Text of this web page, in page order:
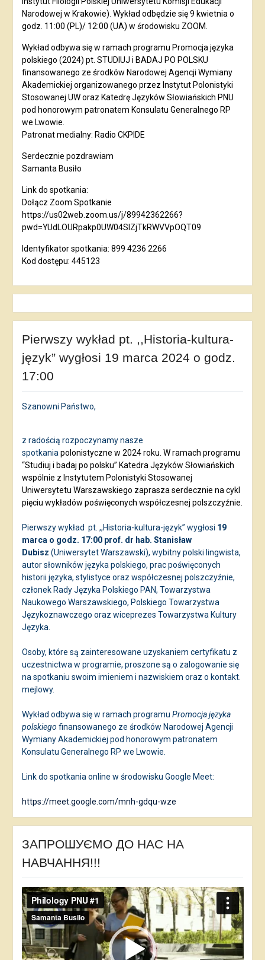
Narodowej w Krakowie). Wykład odbędzie się 9 kwietnia o
godz. 11:00 (PL)/ 12:00 (UA) w środowisku ZOOM.
Wykład odbywa się w ramach programu Promocja języka
polskiego (2024) pt. STUDIUJ i BADAJ PO POLSKU
finansowanego ze środków Narodowej Agencji Wymiany
Akademickiej organizowanego przez Instytut Polonistyki
Stosowanej UW oraz Katedrę Języków Słowiańskich PNU
pod honorowym patronatem Konsulatu Generalnego RP
we Lwowie.
Patronat medialny: Radio CKPIDE
Serdecznie pozdrawiam
Samanta Busiło
Link do spotkania:
Dołącz Zoom Spotkanie
https://us02web.zoom.us/j/89942362266?
pwd=YUdLOURpakp0UW04SlZjTkRWVVpOQT09
Identyfikator spotkania: 899 4236 2266
Kod dostępu: 445123
Pierwszy wykład pt. ,,Historia-kultura-
język” wygłosi 19 marca 2024 o godz.
17:00
Szanowni Państwo,
z radością rozpoczynamy nasze
spotkania polonistyczne w 2024 roku. W ramach programu
“Studiuj i badaj po polsku” Katedra Języków Słowiańskich
wspólnie z Instytutem Polonistyki Stosowanej
Uniwersytetu Warszawskiego zaprasza serdecznie na cykl
pięciu wykładów poświęconych współczesnej polszczyźnie.
Pierwszy wykład pt. ,,Historia-kultura-język” wygłosi 19
marca o godz. 17:00 prof. dr hab. Stanisław
Dubisz (Uniwersytet Warszawski), wybitny polski lingwista,
autor słowników języka polskiego, prac poświęconych
historii języka, stylistyce oraz współczesnej polszczyźnie,
członek Rady Języka Polskiego PAN, Towarzystwa
Naukowego Warszawskiego, Polskiego Towarzystwa
Językoznawczego oraz wiceprezes Towarzystwa Kultury
Języka.
Osoby, które są zainteresowane uzyskaniem certyfikatu z
uczestnictwa w programie, proszone są o zalogowanie się
na spotkaniu swoim imieniem i nazwiskiem oraz o kontakt.
mejlowy.
Wykład odbywa się w ramach programu Promocja języka
polskiego finansowanego ze środków Narodowej Agencji
Wymiany Akademickiej pod honorowym patronatem
Konsulatu Generalnego RP we Lwowie.
Link do spotkania online w środowisku Google Meet:
https://meet.google.com/mnh-gdqu-wze
ЗАПРОШУЄМО ДО НАС НА
НАВЧАННЯ!!!
Відеопрогравач